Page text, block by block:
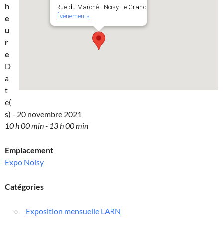
Rue du Marché - Noisy Le Grand
Évènements
h
e
u
r
e
D
a
t
e(
s) - 20 novembre 2021
10 h 00 min - 13 h 00 min
Emplacement
Expo Noisy
Catégories
Exposition mensuelle LARN